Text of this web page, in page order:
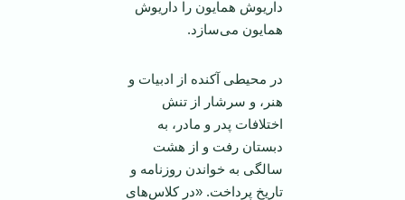
داریوش همایون را داریوش
همایون می‌سازد.
در محیطی آکنده از ادبیات و
هنر، و سرشار از تنش
اختلافات پدر و مادر، به
دبستان رفت و از هشت
سالگی به خواندن روزنامه و
تاریخ پرداخت. «در کلاس‌های